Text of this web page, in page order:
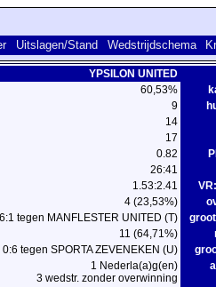
Uitslagen/Stand Wedstrijdschema
YPSILON UNITED
60,53%
9
14
17
0.82
26:41
1.53:2.41
4 (23,53%)
6:1 tegen MANFLESTER UNITED (T)
11 (64,71%)
0:6 tegen SPORTA ZEVENEKEN (U)
1 Nederla(a)g(en)
3 wedstr. zonder overwinning